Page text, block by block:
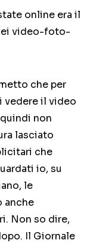
online era il
video-foto-
che per
vedere il video
non
lasciato
che
io, su
le
anche
Non so dire,
Il Giornale